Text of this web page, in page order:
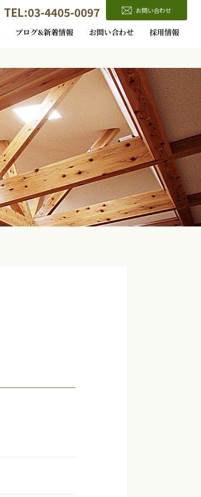
TEL:03-4405-0097 お問い合わせ
ブログ&新着情報 お問い合わせ 採用情報